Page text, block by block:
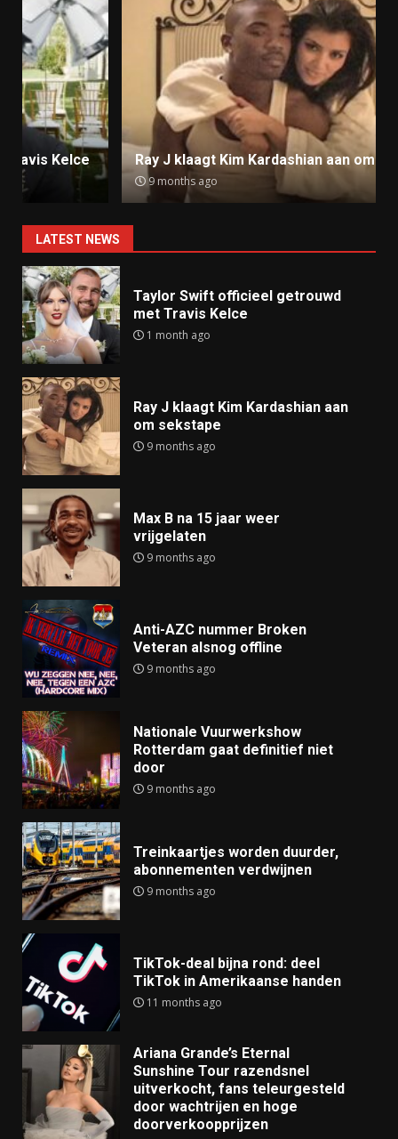
Ray J klaagt Kim Kardashian aan om sekstape
9 months ago
LATEST NEWS
Taylor Swift officieel getrouwd
met Travis Kelce
1 month ago
Ray J klaagt Kim Kardashian aan
om sekstape
9 months ago
Max B na 15 jaar weer
vrijgelaten
9 months ago
Anti-AZC nummer Broken
Veteran alsnog offline
9 months ago
Nationale Vuurwerkshow
Rotterdam gaat definitief niet
door
9 months ago
Treinkaartjes worden duurder,
abonnementen verdwijnen
9 months ago
TikTok-deal bijna rond: deel
TikTok in Amerikaanse handen
11 months ago
Ariana Grande’s Eternal
Sunshine Tour razendsnel
uitverkocht, fans teleurgesteld
door wachtrijen en hoge
doorverkoopprijzen